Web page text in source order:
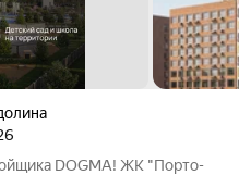
DOGMA! ЖК "Порто-